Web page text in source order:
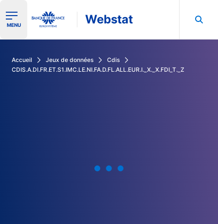
Ouvrir le menu de navigation
MENU Webstat
Accueil Jeux de données
Cdis
CDIS.A.DI.FR.ET.S1.IMC.LE.NI.FA.D.FL.ALL.EUR.I._X._X.FDI_T._Z